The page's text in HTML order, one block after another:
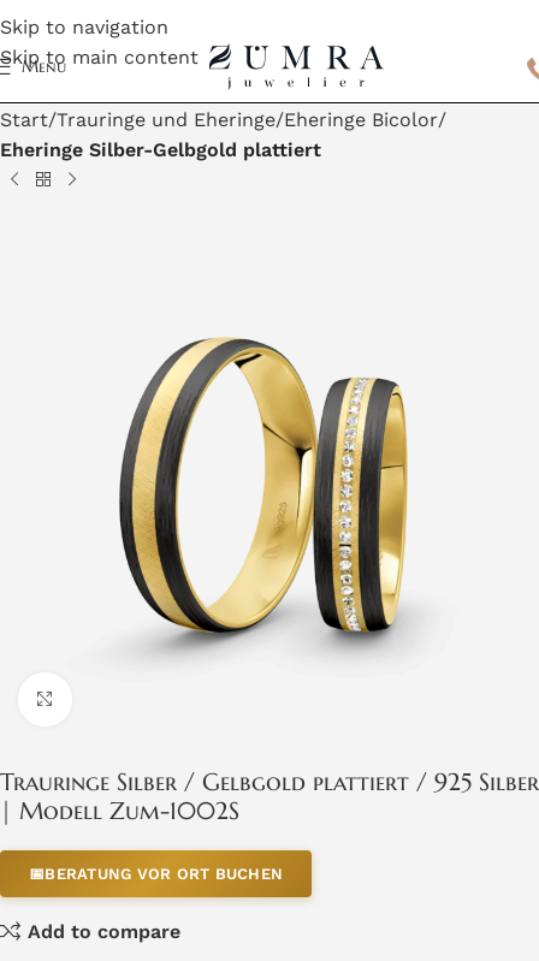
Skip to navigation
Skip to main content
Menu
Start Trauringe und Eheringe Eheringe Bicolor
Eheringe Silber-Gelbgold plattiert
Trauringe Silber / Gelbgold plattiert / 925 Silber
| Modell Zum-1002S
📅BERATUNG VOR ORT BUCHEN
Add to compare